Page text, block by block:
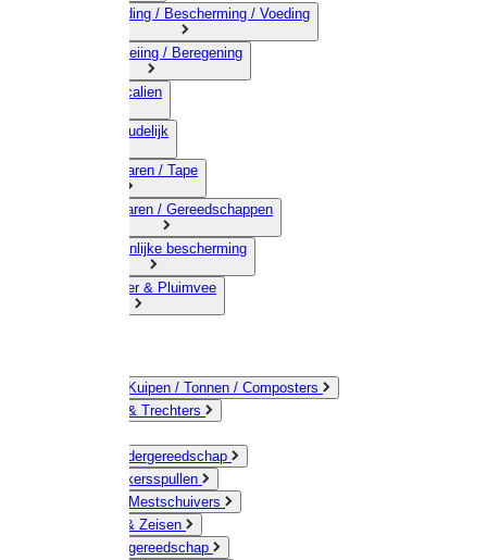
05) Bestrijding / Bescherming / Voeding
06) Besproeiing / Beregening
07) Chemicalien
08) Huishoudelijk
09) Touwwaren / Tape
10) IJzerwaren / Gereedschappen
11) Persoonlijke bescherming
12) Kleindier & Pluimvee
Emmers / Kuipen / Tonnen / Composters
Jerrycans & Trechters
Hand-/ Kindergereedschap
Stratenmakersspullen
Sneeuw- / Mestschuivers
Baggeren & Zeisen
Elektrisch gereedschap